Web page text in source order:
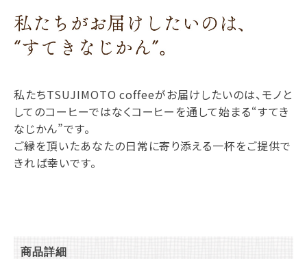
私たちTSUJIMOTO coffeeがお届けしたいのは、モノと
してのコーヒーではなくコーヒーを通して始まる“すてき
なじかん”です。
ご縁を頂いたあなたの日常に寄り添える一杯をご提供で
きれば幸いです。
商品詳細